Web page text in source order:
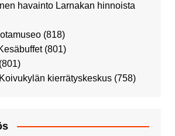
havainto Larnakan hinnoista
(818)
(801)
(801)
kierrätyskeskus (758)